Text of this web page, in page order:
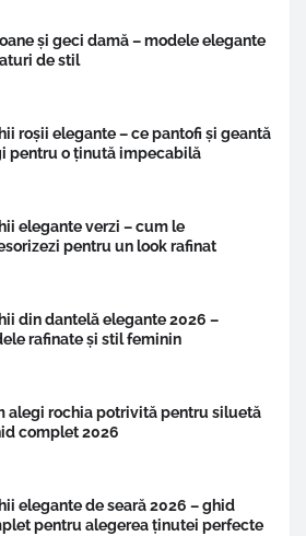
și geci damă – modele elegante
de stil
roșii elegante – ce pantofi și geantă
pentru o ținută impecabilă
elegante verzi – cum le
pentru un look rafinat
din dantelă elegante 2026 –
rafinate și stil feminin
alegi rochia potrivită pentru siluetă
complet 2026
elegante de seară 2026 – ghid
pentru alegerea ținutei perfecte